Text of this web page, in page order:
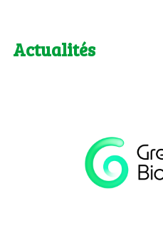
Actualités